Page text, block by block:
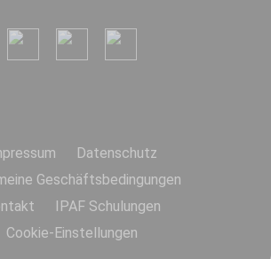
Datenschutz
Geschäftsbedingungen
IPAF Schulungen
Cookie-Einstellungen